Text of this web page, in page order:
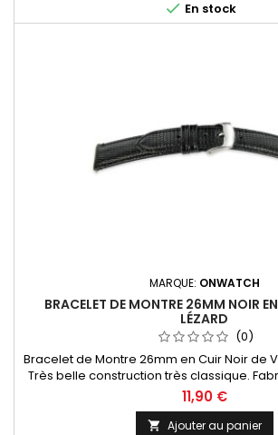
 En stock
MARQUE: ONWATCH
BRACELET DE MONTRE 26MM NOIR
LÉZARD
(0)
Bracelet de Montre 26mm en Cuir Noir de
Très belle construction très classique.
11,90 €
 Ajouter au panier